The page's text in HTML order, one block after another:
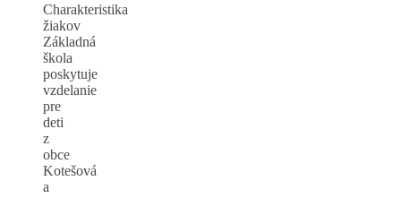
Charakteristika
žiakov
Základná
škola
poskytuje
vzdelanie
pre
deti
z
obce
Kotešová
a